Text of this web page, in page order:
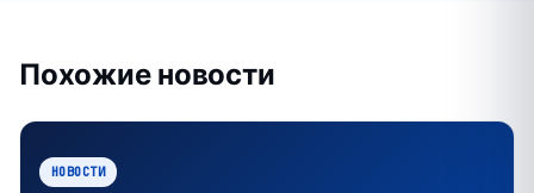
Похожие новости
НОВОСТИ